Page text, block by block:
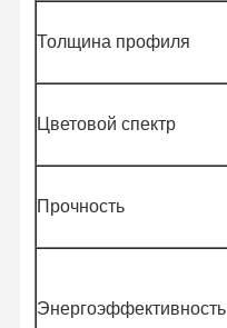
Толщина профиля
Цветовой спектр
Прочность
Энергоэффективность